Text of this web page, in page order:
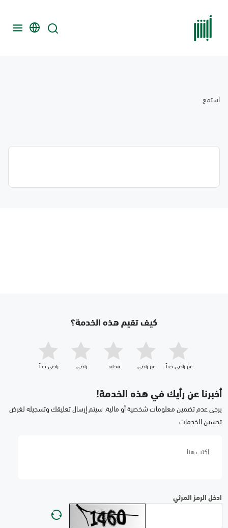
استمع
كيف تقيم هذه الخدمة؟
غير راضي جداّ غير راضي محايد راضي راضي جداّ
أخبرنا عن رأيك في هذه الخدمة!
يرجى عدم تضمين معلومات شخصية أو مالية. سيتم إرسال تعليقك وتسجيله لغرض
تحسين الخدمات
ادخل الرمز المرئي